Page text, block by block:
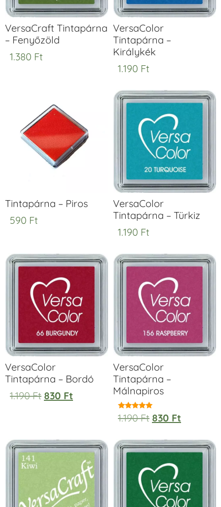
VersaCraft Tintapárna
– Fenyőzöld
1.380 Ft
VersaColor
Tintapárna –
Királykék
1.190 Ft
Tintapárna – Piros
590 Ft
VersaColor
Tintapárna – Türkiz
1.190 Ft
VersaColor
Tintapárna – Bordó
1.190Ft 830 Ft
VersaColor
Tintapárna –
Málnapiros
Értékelés:
5.00
1.190Ft 830 Ft